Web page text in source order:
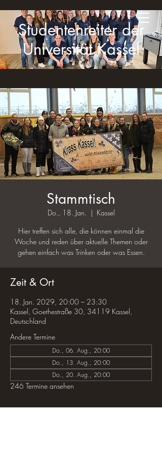
Studentenreiter der
Universität Kassel
Stammtisch
Do., 18. Jan.
  |
Kassel
Hier treffen sich alle, die können einmal die
Woche und reden über aktuelle Themen oder
gehen einfach was Trinken oder was Essen.
Zeit & Ort
18. Jan. 2029, 20:00 – 23:30
Kassel, Goethestraße 30, 34119 Kassel,
Deutschland
Andere Termine
Do., 06. Aug., 20:00
Do., 13. Aug., 20:00
Do., 20. Aug., 20:00
246 Termine ansehen